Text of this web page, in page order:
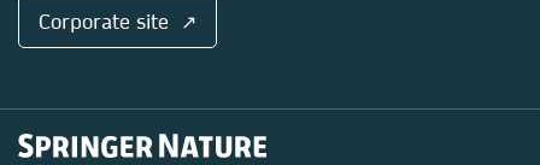
Corporate site ↗